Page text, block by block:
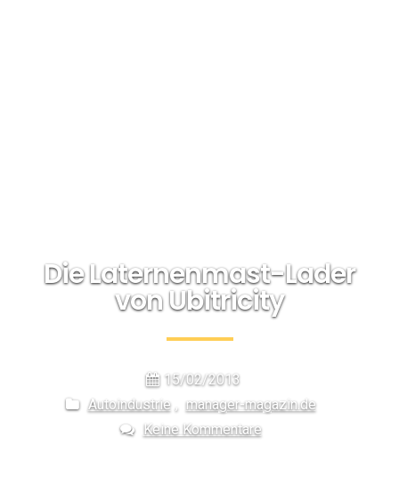
Die Laternenmast-Lader
von Ubitricity
15/02/2013
Autoindustrie
manager-magazin.de
Keine Kommentare